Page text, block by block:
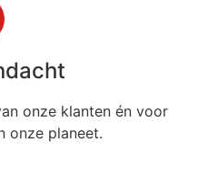
onze klanten én voor
onze planeet.